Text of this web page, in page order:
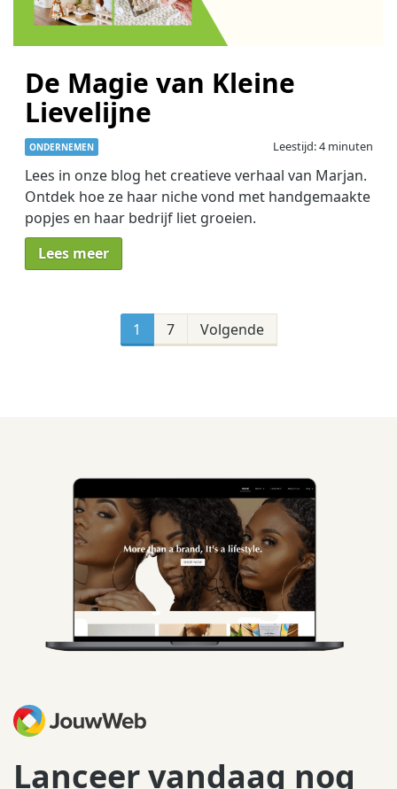
De Magie van Kleine
Lievelijne
ONDERNEMEN Leestijd: 4 minuten
Lees in onze blog het creatieve verhaal van Marjan.
Ontdek hoe ze haar niche vond met handgemaakte
popjes en haar bedrijf liet groeien.
Lees meer
Berichten
paginering
1 7 Volgende
Lanceer vandaag nog